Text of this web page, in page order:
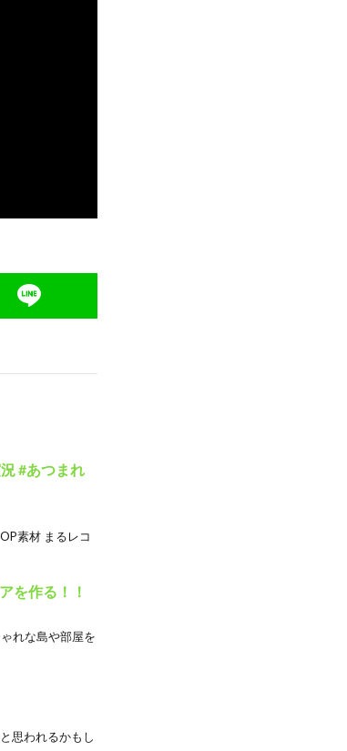
#あつまれ
素材 まるレコ
を作る！！
れな島や部屋を
思われるかもし